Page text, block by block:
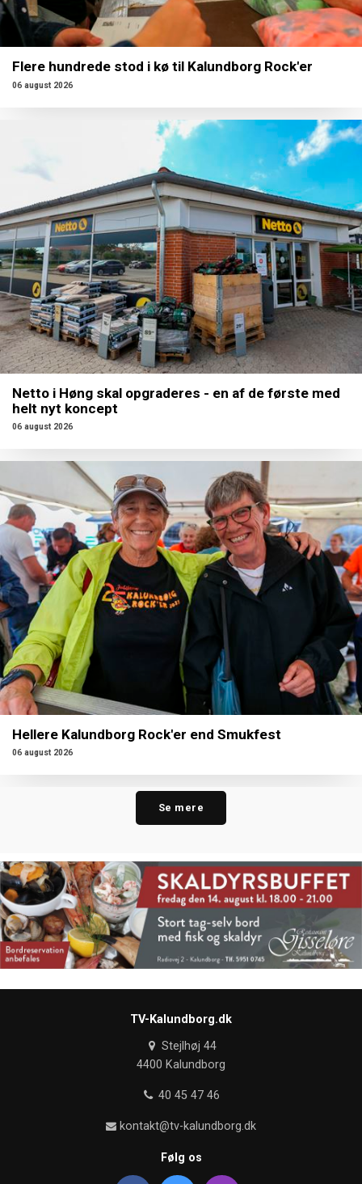
Flere hundrede stod i kø til Kalundborg Rock'er
06 august 2026
Netto i Høng skal opgraderes - en af de første med
helt nyt koncept
06 august 2026
Hellere Kalundborg Rock'er end Smukfest
06 august 2026
Se mere
TV-Kalundborg.dk
Stejlhøj 44
4400 Kalundborg
40 45 47 46
kontakt@tv-kalundborg.dk
Følg os